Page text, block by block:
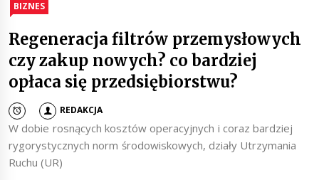
BIZNES
Regeneracja filtrów przemysłowych
czy zakup nowych? co bardziej
opłaca się przedsiębiorstwu?
REDAKCJA
W dobie rosnących kosztów operacyjnych i coraz bardziej
rygorystycznych norm środowiskowych, działy Utrzymania
Ruchu (UR)